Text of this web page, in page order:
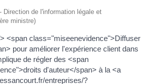
Direction de l'information légale et
ministre)
<span class="miseenevidence">Diffuser
pour améliorer l'expérience client dans
de régler des <span
d'auteur</span> à la <a
entreprises/?